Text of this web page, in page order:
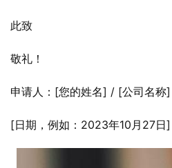
此致
敬礼！
申请人：[您的姓名] / [公司名称
[日期，例如：2023年10月27日]